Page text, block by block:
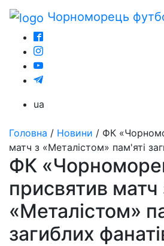
Чорноморець
ua
Головна / Новини / ФК
матч з «Металістом» пам'яті
ФК
присвятив матч
«Металістом»
загиблих